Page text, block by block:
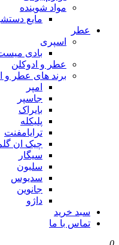
مواد شوینده
مایع دستشویی
اسپری
بادی میست
عطر و ادوکلن
برند های عطر و ادکلن
ترایامفنت
چیک ان گلم
سدیوس
خرید
با ما